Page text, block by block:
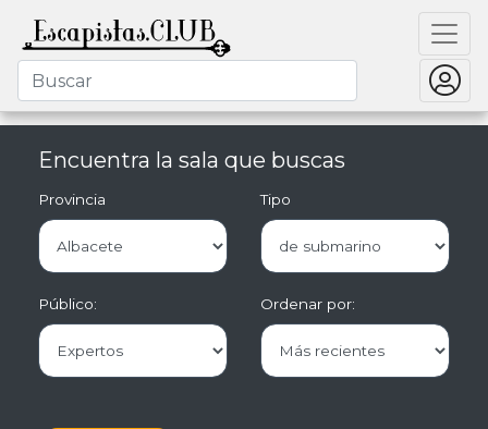
Encuentra la sala que buscas
Provincia Tipo
Público: Ordenar por: